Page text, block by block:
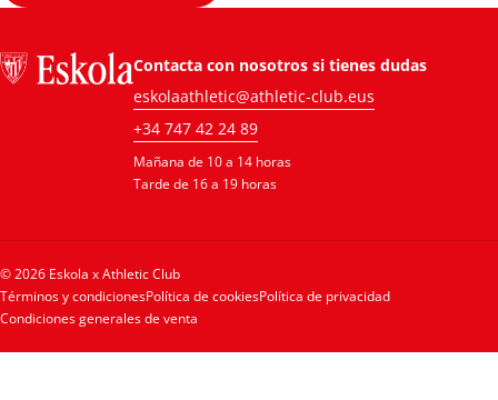
Contacta con nosotros si tienes dudas
eskolaathletic@athletic-club.eus
+34 747 42 24 89
Mañana de 10 a 14 horas
Tarde de 16 a 19 horas
© 2026 Eskola x Athletic Club
Términos y condicionesPolítica de cookiesPolítica de privacidad
Condiciones generales de venta